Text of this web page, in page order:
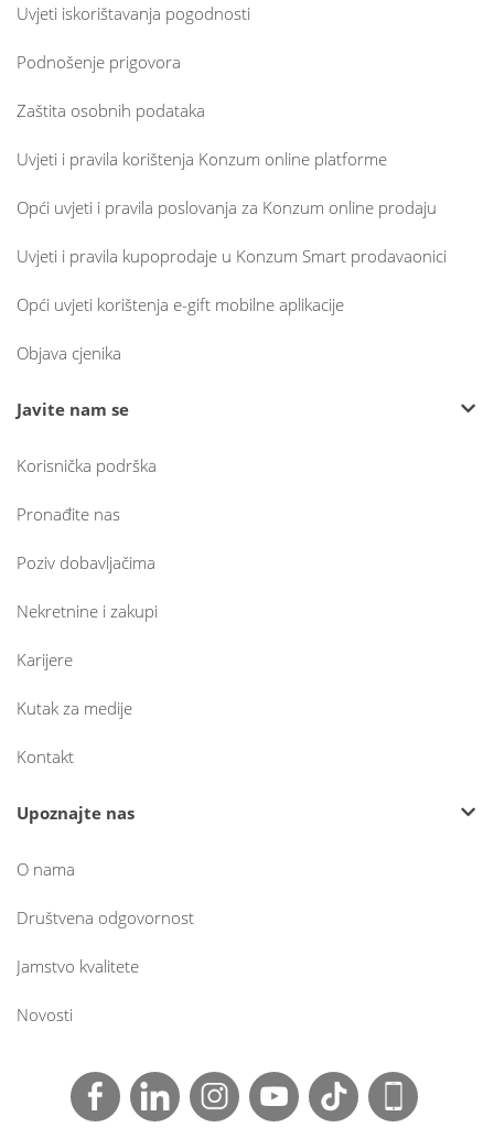
Uvjeti iskorištavanja pogodnosti
Podnošenje prigovora
Zaštita osobnih podataka
Uvjeti i pravila korištenja Konzum online platforme
Opći uvjeti i pravila poslovanja za Konzum online prodaju
Uvjeti i pravila kupoprodaje u Konzum Smart prodavaonici
Opći uvjeti korištenja e-gift mobilne aplikacije
Objava cjenika
Javite nam se
Korisnička podrška
Pronađite nas
Poziv dobavljačima
Nekretnine i zakupi
Karijere
Kutak za medije
Kontakt
Upoznajte nas
O nama
Društvena odgovornost
Jamstvo kvalitete
Novosti